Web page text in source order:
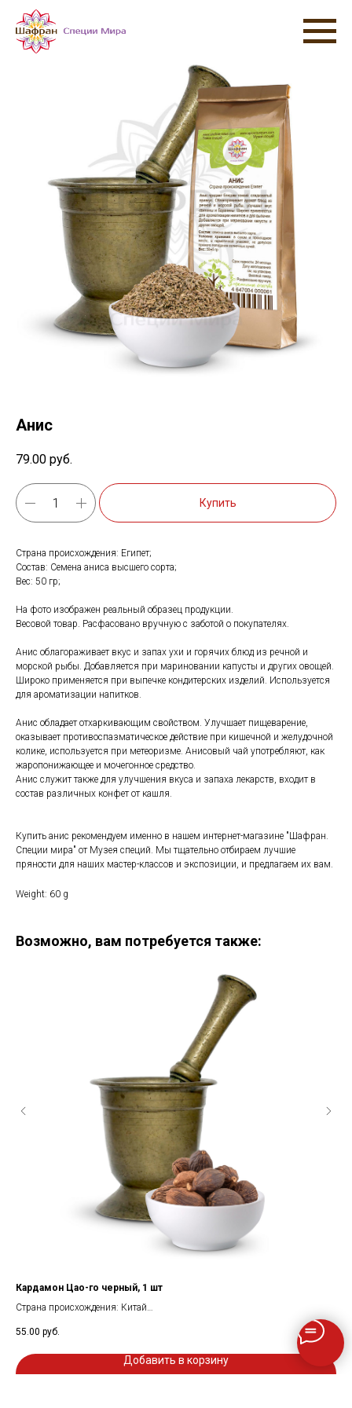
Анис
79.00 руб.
Купить
Страна происхождения: Египет;
Состав: Семена аниса высшего сорта;
Вес: 50 гр;
На фото изображен реальный образец продукции.
Весовой товар. Расфасовано вручную с заботой о покупателях.
Анис облагораживает вкус и запах ухи и горячих блюд из речной и
морской рыбы. Добавляется при мариновании капусты и других овощей.
Широко применяется при выпечке кондитерских изделий. Используется
для ароматизации напитков.
Анис обладает отхаркивающим свойством. Улучшает пищеварение,
оказывает противоспазматическое действие при кишечной и желудочной
колике, используется при метеоризме. Анисовый чай употребляют, как
жаропонижающее и мочегонное средство.
Анис служит также для улучшения вкуса и запаха лекарств, входит в
состав различных конфет от кашля.
Купить анис рекомендуем именно в нашем интернет-магазине "Шафран.
Специи мира" от Музея специй. Мы тщательно отбираем лучшие
пряности для наших мастер-классов и экспозиции, и предлагаем их вам.
Weight: 60 g
Возможно, вам потребуется также:
Кардамон Цао-го черный, 1 шт
Страна происхождения: Китай
Вес: 5-8 гр
55.00 руб.
Добавить в корзину